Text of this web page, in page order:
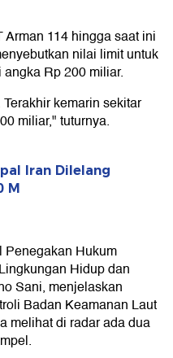
114 hingga saat ini
nilai limit untuk
Rp 200 miliar.
kemarin sekitar
miliar," tuturnya.
Iran Dilelang
M
Penegakan Hukum
Hidup dan
Sani, menjelaskan
Badan Keamanan Laut
melihat di radar ada dua